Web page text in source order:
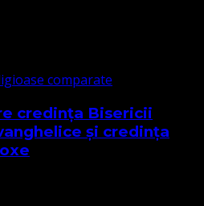
comparate
credința Bisericii
și credința